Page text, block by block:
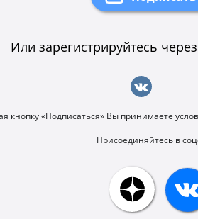
Или зарегистрируйтесь
кнопку «Подписаться» Вы принимаете
Присоединяйтесь в